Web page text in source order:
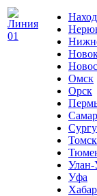
Омск
Орск
Томск
Улан-
Уфа